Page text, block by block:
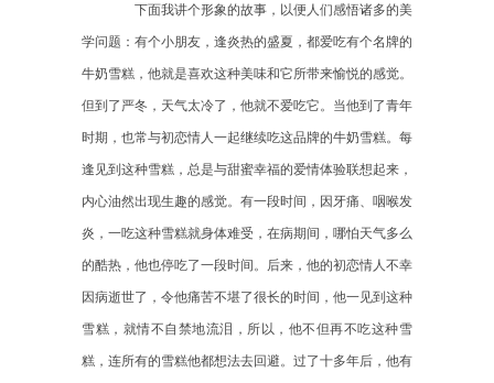
下面我讲个形象的故事，以便人们感悟诸多的美
学问题：有个小朋友，逢炎热的盛夏，都爱吃有个名牌的
牛奶雪糕，他就是喜欢这种美味和它所带来愉悦的感觉。
但到了严冬，天气太冷了，他就不爱吃它。当他到了青年
时期，也常与初恋情人一起继续吃这品牌的牛奶雪糕。每
逢见到这种雪糕，总是与甜蜜幸福的爱情体验联想起来，
内心油然出现生趣的感觉。有一段时间，因牙痛、咽喉发
炎，一吃这种雪糕就身体难受，在病期间，哪怕天气多么
的酷热，他也停吃了一段时间。后来，他的初恋情人不幸
因病逝世了，令他痛苦不堪了很长的时间，他一见到这种
雪糕，就情不自禁地流泪，所以，他不但再不吃这种雪
糕，连所有的雪糕他都想法去回避。过了十多年后，他有